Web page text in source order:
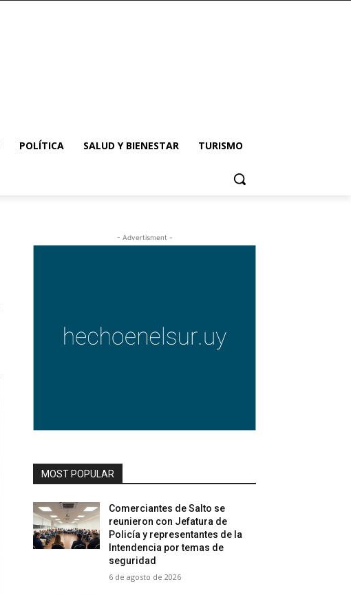
POLÍTICA SALUD Y BIENESTAR TURISMO
- Advertisment -
MOST POPULAR
Comerciantes de Salto se
reunieron con Jefatura de
Policía y representantes de la
Intendencia por temas de
seguridad
6 de agosto de 2026